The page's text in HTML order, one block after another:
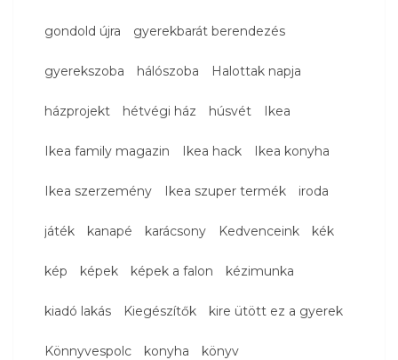
gondold újra gyerekbarát berendezés
gyerekszoba hálószoba Halottak napja
házprojekt hétvégi ház húsvét Ikea
Ikea family magazin Ikea hack Ikea konyha
Ikea szerzemény Ikea szuper termék iroda
játék kanapé karácsony Kedvenceink kék
kép képek képek a falon kézimunka
kiadó lakás Kiegészítők kire ütött ez a gyerek
Könnyvespolc konyha könyv